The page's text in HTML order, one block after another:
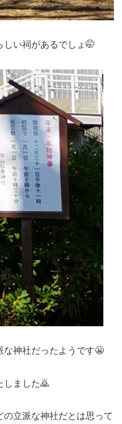
しい祠があるでしょ🤭
な神社だったようです😬
しました🙇
立派な神社だとは思って